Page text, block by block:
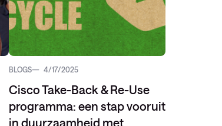
BLOGS 4/17/2025
Cisco Take-Back & Re-Use
programma: een stap vooruit
in duurzaamheid met